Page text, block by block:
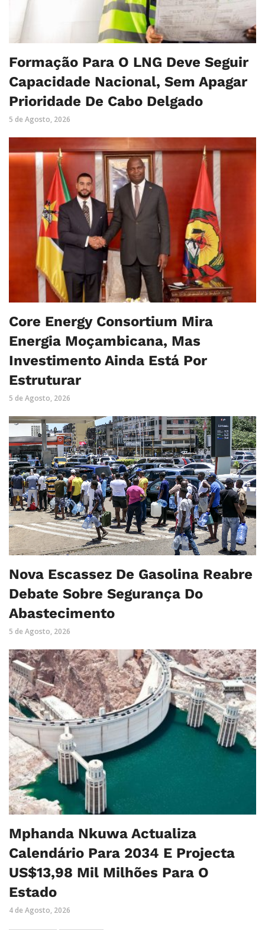
Formação Para O LNG Deve Seguir
Capacidade Nacional, Sem Apagar
Prioridade De Cabo Delgado
5 de Agosto, 2026
Core Energy Consortium Mira
Energia Moçambicana, Mas
Investimento Ainda Está Por
Estruturar
5 de Agosto, 2026
Nova Escassez De Gasolina Reabre
Debate Sobre Segurança Do
Abastecimento
5 de Agosto, 2026
Mphanda Nkuwa Actualiza
Calendário Para 2034 E Projecta
US$13,98 Mil Milhões Para O
Estado
4 de Agosto, 2026